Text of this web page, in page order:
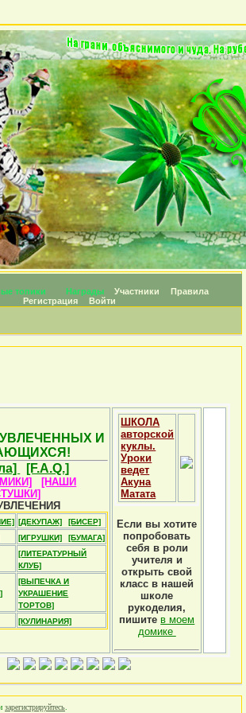
топики Награды Участники
Правила
Регистрация
Войти
И
[F.A.Q.]
[НАШИ
[ДЕКУПАЖ]
[БИСЕР]
[ИГРУШКИ]
[БУМАГА]
[ЛИТЕРАТУРНЫЙ
КЛУБ]
[ВЫПЕЧКА И
УКРАШЕНИЕ
ТОРТОВ]
[КУЛИНАРИЯ]
ШКОЛА
авторской
куклы.
Уроки
ведет
Акуна
Матата
Если вы хотите
попробовать
себя в роли
учителя и
открыть свой
класс в нашей
школе
рукоделия,
пишите в моем
домике
зарегистрируйтесь